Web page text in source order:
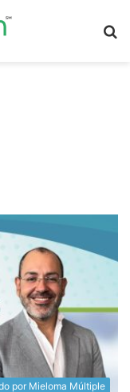
por Mieloma Múltiple